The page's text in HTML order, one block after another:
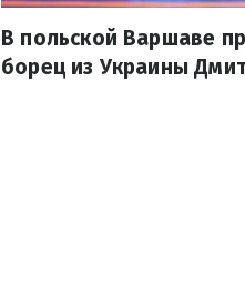
В польской Варшаве
борец из Украины